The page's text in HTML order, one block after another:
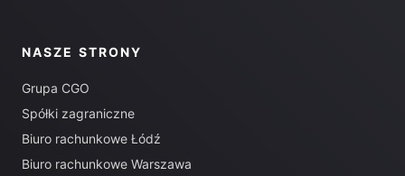
NASZE STRONY
Grupa CGO
Spółki zagraniczne
Biuro rachunkowe Łódź
Biuro rachunkowe Warszawa